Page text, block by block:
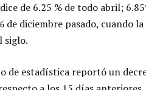
de 6.25 % de todo abril;
de diciembre pasado, cuando
siglo.
de estadística reportó un